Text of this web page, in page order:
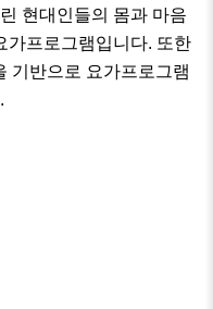
현대인들의 몸과 마음
가프로그램입니다. 또한
기반으로 요가프로그램